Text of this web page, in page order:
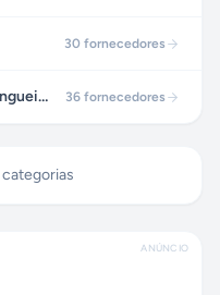
30 fornecedores
Conexões Pneumáticas para Mangueiras e Tubos 36 fornecedores
categorias
ANÚNCIO